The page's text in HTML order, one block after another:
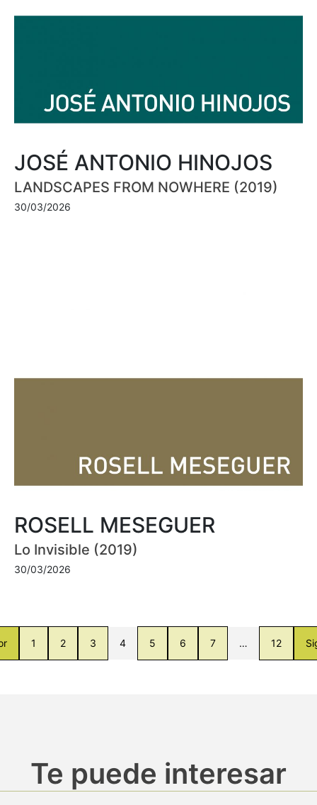
JOSÉ ANTONIO HINOJOS
LANDSCAPES FROM NOWHERE (2019)
30/03/2026
ROSELL MESEGUER
Lo Invisible (2019)
30/03/2026
1 2 3 4 5 6 7 … 12
Te puede interesar